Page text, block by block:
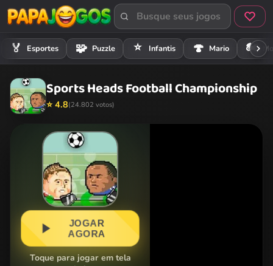
🏅 Esportes 🧩 Puzzle ⭐ Infantis 🍄 Mario 🏍️
Sports Heads Football Championship
⭐ 4.8(24.802 votos)
JOGAR
AGORA
Toque para jogar em tela